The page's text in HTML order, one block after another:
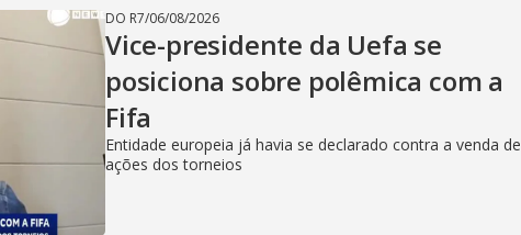
DO R7/06/08/2026
Vice-presidente da Uefa se
posiciona sobre polêmica com a
Fifa
Entidade europeia já havia se declarado contra a venda de
ações dos torneios